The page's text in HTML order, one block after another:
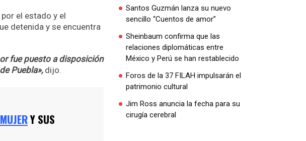
el estado y el
detenida y se encuentra
fue puesto a disposición
Puebla», dijo.
Y SUS
Santos Guzmán lanza su nuevo
sencillo “Cuentos de amor”
Sheinbaum confirma que las
relaciones diplomáticas entre
México y Perú se han restablecido
Foros de la 37 FILAH impulsarán el
patrimonio cultural
Jim Ross anuncia la fecha para su
cirugía cerebral